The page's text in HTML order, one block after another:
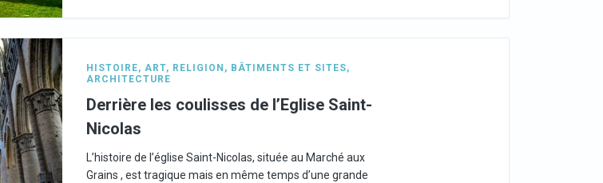
HISTOIRE, ART, RELIGION , BÂTIMENTS ET SITES,
ARCHITECTURE
Derrière les coulisses de l’Eglise Saint-
Nicolas
L’histoire de l’église Saint-Nicolas, située au Marché aux
Grains , est tragique mais en même temps d’une grande